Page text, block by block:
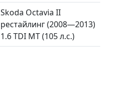
Skoda Octavia II
рестайлинг (2008—2013)
1.6 TDI MT (105 л.с.)